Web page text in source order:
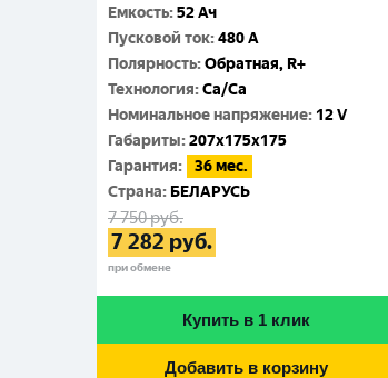
Емкость:52 Ач
Пусковой ток:480 A
Полярность:Обратная, R+
Технология:Ca/Ca
Номинальное напряжение: 12 V
Габариты:207x175x175
Гарантия:
36 мес.
Cтрана: БЕЛАРУСЬ
7 750руб.
7 282 руб.
при обмене
Купить в 1 клик
Добавить в корзину